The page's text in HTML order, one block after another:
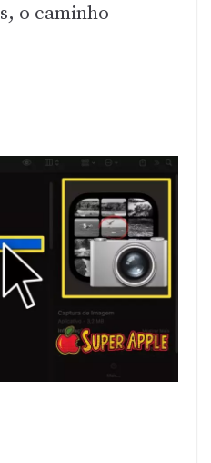
o caminho